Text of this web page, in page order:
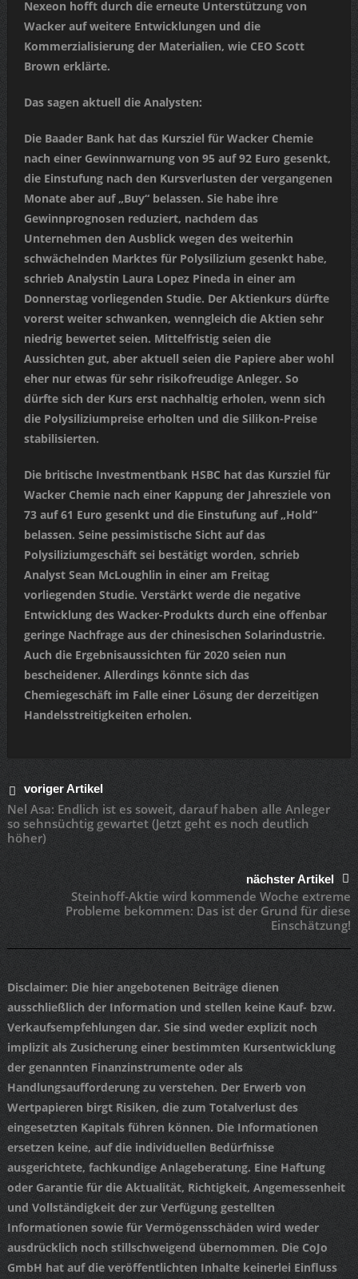
Nexeon hofft durch die erneute Unterstützung von
Wacker auf weitere Entwicklungen und die
Kommerzialisierung der Materialien, wie CEO Scott
Brown erklärte.
Das sagen aktuell die Analysten:
Die Baader Bank hat das Kursziel für Wacker Chemie
nach einer Gewinnwarnung von 95 auf 92 Euro gesenkt,
die Einstufung nach den Kursverlusten der vergangenen
Monate aber auf „Buy“ belassen. Sie habe ihre
Gewinnprognosen reduziert, nachdem das
Unternehmen den Ausblick wegen des weiterhin
schwächelnden Marktes für Polysilizium gesenkt habe,
schrieb Analystin Laura Lopez Pineda in einer am
Donnerstag vorliegenden Studie. Der Aktienkurs dürfte
vorerst weiter schwanken, wenngleich die Aktien sehr
niedrig bewertet seien. Mittelfristig seien die
Aussichten gut, aber aktuell seien die Papiere aber wohl
eher nur etwas für sehr risikofreudige Anleger. So
dürfte sich der Kurs erst nachhaltig erholen, wenn sich
die Polysiliziumpreise erholten und die Silikon-Preise
stabilisierten.
Die britische Investmentbank HSBC hat das Kursziel für
Wacker Chemie nach einer Kappung der Jahresziele von
73 auf 61 Euro gesenkt und die Einstufung auf „Hold“
belassen. Seine pessimistische Sicht auf das
Polysiliziumgeschäft sei bestätigt worden, schrieb
Analyst Sean McLoughlin in einer am Freitag
vorliegenden Studie. Verstärkt werde die negative
Entwicklung des Wacker-Produkts durch eine offenbar
geringe Nachfrage aus der chinesischen Solarindustrie.
Auch die Ergebnisaussichten für 2020 seien nun
bescheidener. Allerdings könnte sich das
Chemiegeschäft im Falle einer Lösung der derzeitigen
Handelsstreitigkeiten erholen.
voriger Artikel
Nel Asa: Endlich ist es soweit, darauf haben alle Anleger
so sehnsüchtig gewartet (Jetzt geht es noch deutlich
höher)
nächster Artikel
Steinhoff-Aktie wird kommende Woche extreme
Probleme bekommen: Das ist der Grund für diese
Einschätzung!
Disclaimer: Die hier angebotenen Beiträge dienen
ausschließlich der Information und stellen keine Kauf- bzw.
Verkaufsempfehlungen dar. Sie sind weder explizit noch
implizit als Zusicherung einer bestimmten Kursentwicklung
der genannten Finanzinstrumente oder als
Handlungsaufforderung zu verstehen. Der Erwerb von
Wertpapieren birgt Risiken, die zum Totalverlust des
eingesetzten Kapitals führen können. Die Informationen
ersetzen keine, auf die individuellen Bedürfnisse
ausgerichtete, fachkundige Anlageberatung. Eine Haftung
oder Garantie für die Aktualität, Richtigkeit, Angemessenheit
und Vollständigkeit der zur Verfügung gestellten
Informationen sowie für Vermögensschäden wird weder
ausdrücklich noch stillschweigend übernommen. Die CoJo
GmbH hat auf die veröffentlichten Inhalte keinerlei Einfluss